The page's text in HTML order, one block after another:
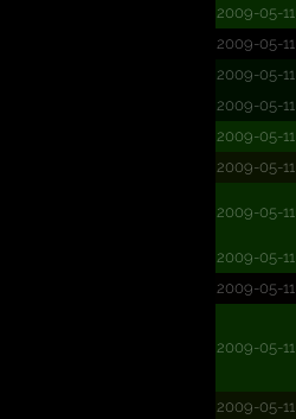
2009-05-11
2009-05-11
2009-05-11
2009-05-11
2009-05-11
2009-05-11
2009-05-11
2009-05-11
2009-05-11
2009-05-11
2009-05-11